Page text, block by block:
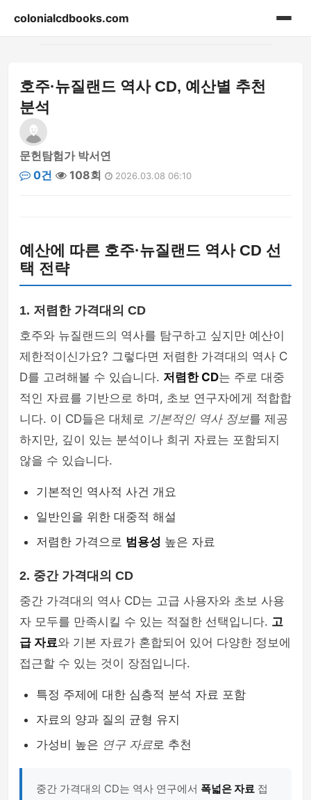
colonialcdbooks.com
게시판
호주·뉴질랜드 역사 CD, 예산별 추천
분석
문헌탐험가 박서연
0건
108회 2026.03.08 06:10
예산에 따른 호주·뉴질랜드 역사 CD 선
택 전략
1. 저렴한 가격대의 CD
호주와 뉴질랜드의 역사를 탐구하고 싶지만 예산이
제한적이신가요? 그렇다면 저렴한 가격대의 역사 C
D를 고려해볼 수 있습니다. 저렴한 CD는 주로 대중
적인 자료를 기반으로 하며, 초보 연구자에게 적합합
니다. 이 CD들은 대체로 기본적인 역사 정보를 제공
하지만, 깊이 있는 분석이나 희귀 자료는 포함되지
않을 수 있습니다.
기본적인 역사적 사건 개요
일반인을 위한 대중적 해설
저렴한 가격으로 범용성 높은 자료
2. 중간 가격대의 CD
중간 가격대의 역사 CD는 고급 사용자와 초보 사용
자 모두를 만족시킬 수 있는 적절한 선택입니다. 고
급 자료와 기본 자료가 혼합되어 있어 다양한 정보에
접근할 수 있는 것이 장점입니다.
특정 주제에 대한 심층적 분석 자료 포함
자료의 양과 질의 균형 유지
가성비 높은 연구 자료로 추천
중간 가격대의 CD는 역사 연구에서 폭넓은 자료 접